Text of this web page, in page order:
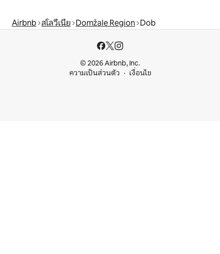
Airbnb สโลวีเนีย Domžale Region Dob
© 2026 Airbnb, Inc.
ความเป็นส่วนตัว
เงื่อนไข